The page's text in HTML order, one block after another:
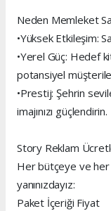
Neden Memleket
•Yüksek Etkileşim:
•Yerel Güç: Hedef
potansiyel
•Prestij: Şehrin
imajınızı güçlendirin.
Story Reklam
Her bütçeye ve
yanınızdayız:
Paket İçeriği Fiyat